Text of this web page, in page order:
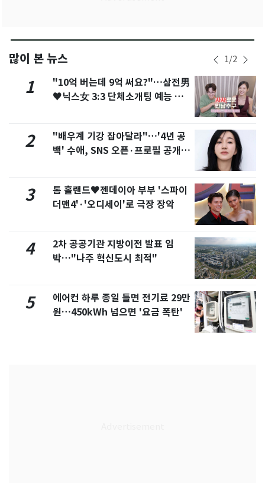
많이 본 뉴스 1/2
1
"10억 버는데 9억 써요?"…삼전男
♥닉스女 3:3 단체소개팅 예능 화
2
"배우계 기강 잡아달라"…'4년 공
백' 수애, SNS 오픈·프로필 공개
3
톰 홀랜드♥젠데이아 부부 '스파이
더맨4'·'오디세이'로 극장 장악
4
2차 공공기관 지방이전 발표 임
박…"나주 혁신도시 최적"
5
에어컨 하루 종일 틀면 전기료 29만
원…450kWh 넘으면 '요금 폭탄'